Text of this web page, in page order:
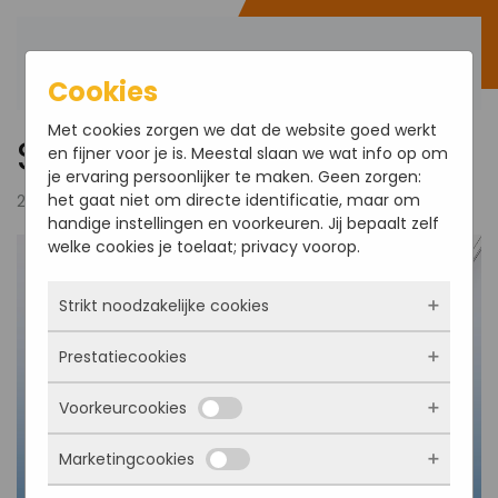
SketchUp for iPad v6.1
21 oktober 2022
Cookies
Met cookies zorgen we dat de website goed werkt
en fijner voor je is. Meestal slaan we wat info op om
je ervaring persoonlijker te maken. Geen zorgen:
het gaat niet om directe identificatie, maar om
handige instellingen en voorkeuren. Jij bepaalt zelf
welke cookies je toelaat; privacy voorop.
Strikt noodzakelijke cookies
Deze cookies zorgen ervoor dat de website
überhaupt werkt. Ze zijn dus altijd actief en
kunnen niet worden uitgezet. Meestal worden
ze alleen geplaatst als jij iets doet, zoals
inloggen, een formulier invullen of je
privacyvoorkeuren opslaan. Je kunt je browser
Prestatiecookies
Met deze cookies zien we hoe vaak onze site
bezocht wordt, waar bezoekers vandaan
komen en welke pagina’s populair zijn. Zo
kunnen we de website blijven verbeteren.
Voorkeurcookies
Deze cookies onthouden jouw voorkeuren.
Bijvoorbeeld taalkeuze of ingevulde gegevens.
Marketingcookies